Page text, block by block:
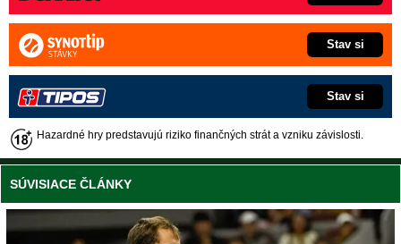
Stav si
Stav si
Hazardné hry predstavujú riziko finančných strát a vzniku závislosti.
SÚVISIACE ČLÁNKY